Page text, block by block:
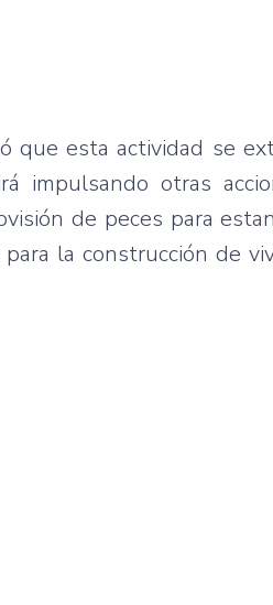
que esta actividad se
impulsando otras
de peces para
la construcción de